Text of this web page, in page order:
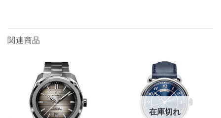
関連商品
在庫切れ